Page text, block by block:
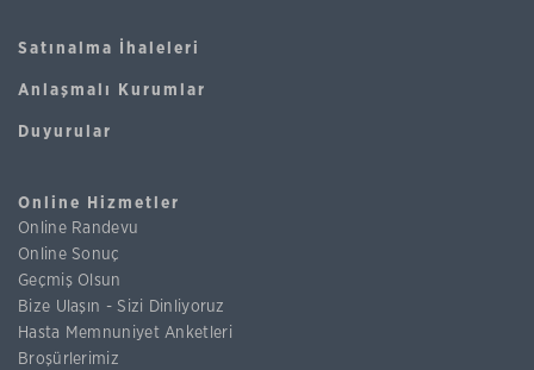
Satınalma İhaleleri
Anlaşmalı Kurumlar
Duyurular
Online Hizmetler
Online Randevu
Online Sonuç
Geçmiş Olsun
Bize Ulaşın - Sizi Dinliyoruz
Hasta Memnuniyet Anketleri
Broşürlerimiz